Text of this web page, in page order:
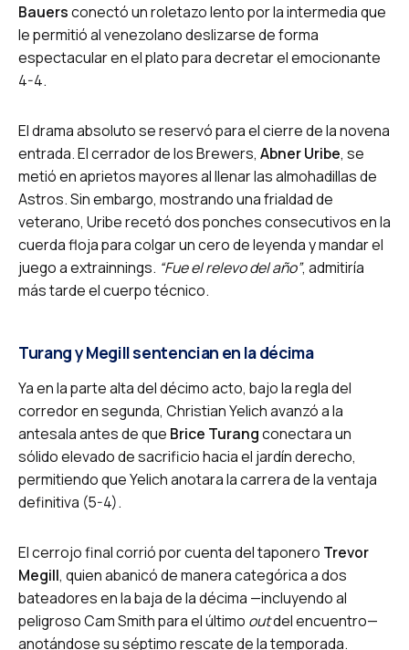
Bauersconectó un roletazo lento por la intermedia que
le permitió al venezolano deslizarse de forma
espectacular en el plato para decretar el emocionante
4-4.
El drama absoluto se reservó para el cierre de la novena
entrada. El cerrador de los Brewers, Abner Uribe, se
metió en aprietos mayores al llenar las almohadillas de
Astros. Sin embargo, mostrando una frialdad de
veterano, Uribe recetó dos ponches consecutivos en la
cuerda floja para colgar un cero de leyenda y mandar el
juego a extrainnings. “Fue el relevo del año”, admitiría
más tarde el cuerpo técnico.
Turang y Megill sentencian en la décima
Ya en la parte alta del décimo acto, bajo la regla del
corredor en segunda, Christian Yelich avanzó a la
antesala antes de que Brice Turangconectara un
sólido elevado de sacrificio hacia el jardín derecho,
permitiendo que Yelich anotara la carrera de la ventaja
definitiva (5-4).
El cerrojo final corrió por cuenta del taponero Trevor
Megill, quien abanicó de manera categórica a dos
bateadores en la baja de la décima —incluyendo al
peligroso Cam Smith para el último outdel encuentro—
anotándose su séptimo rescate de la temporada.